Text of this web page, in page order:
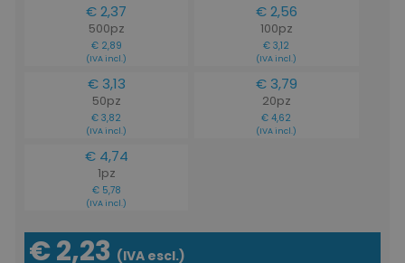
€ 2,37
500pz
€ 2,89
(IVA incl.)
€ 2,56
100pz
€ 3,12
(IVA incl.)
€ 3,13
50pz
€ 3,82
(IVA incl.)
€ 3,79
20pz
€ 4,62
(IVA incl.)
€ 4,74
1pz
€ 5,78
(IVA incl.)
€ 2,23 (IVA escl.)